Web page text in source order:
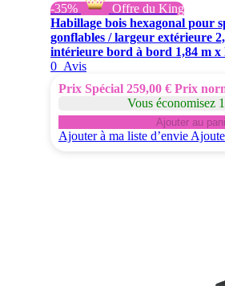
-35%
Offre du King
Habillage bois hexagonal pour
gonflables / largeur extérieure
intérieure bord à bord 1,84 m x
0 Avis
Prix Spécial 259,00 € Prix
Vous économisez
Ajouter au
Ajouter à ma liste d’envie